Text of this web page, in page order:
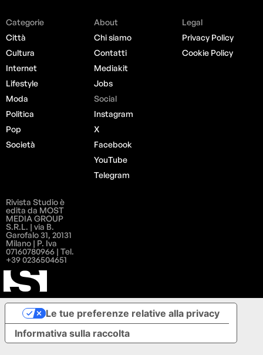
Categorie
Città
Cultura
Internet
Lifestyle
Moda
Politica
Pop
Società
About
Chi siamo
Contatti
Mediakit
Jobs
Social
Instagram
X
Facebook
YouTube
Telegram
Legal
Privacy Policy
Cookie Policy
Rivista Studio è
edita da MOST
MEDIA GROUP
S.R.L. | via B.
Garofalo 31, 20131
Milano | P. Iva
07160780966 | Tel.
+39 0236504651
Informativa sulla raccolta
Le tue preferenze relative alla privacy